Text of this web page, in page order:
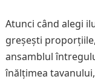
Atunci când alegi
greșești
ansamblul
înălțimea